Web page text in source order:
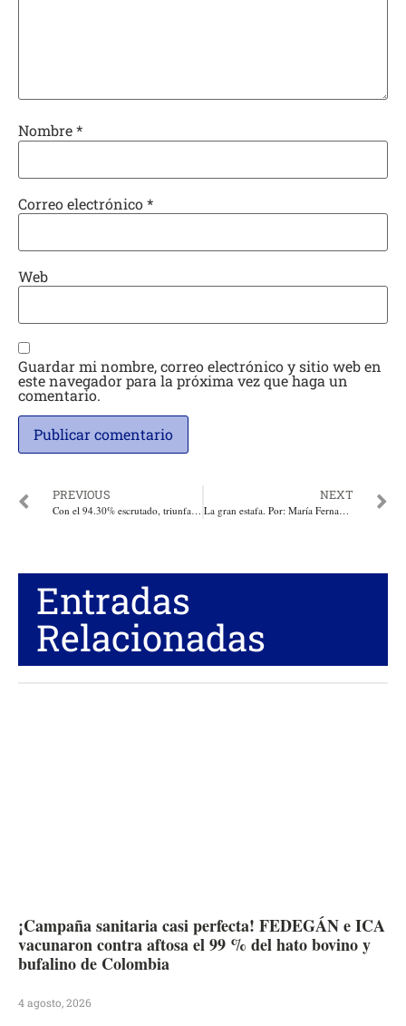
Nombre*
Correo electrónico*
Web
Guardar mi nombre, correo electrónico y sitio web en
este navegador para la próxima vez que haga un
comentario.
PREVIOUS
Con el 94.30% escrutado, triunfa la derecha en Ecuador, Guillermo Lasso con ventaja ostensible se elige nuevo Presidente
NEXT
La gran estafa. Por: María Fernanda Cabal
Entradas
Relacionadas
¡Campaña sanitaria casi perfecta! FEDEGÁN e ICA
vacunaron contra aftosa el 99 % del hato bovino y
bufalino de Colombia
4 agosto, 2026